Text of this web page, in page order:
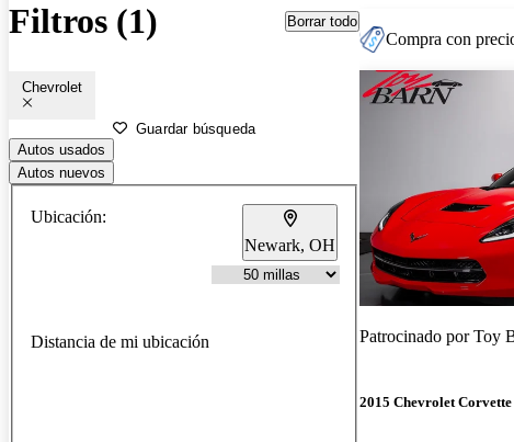
Filtros (1) Borrar todo
Chevrolet
Guardar búsqueda
Autos usados
Autos nuevos
Ubicación:
Newark, OH
Distancia de mi ubicación
Compra con
Patrocinado porToy
2015 Chevrolet Corvette